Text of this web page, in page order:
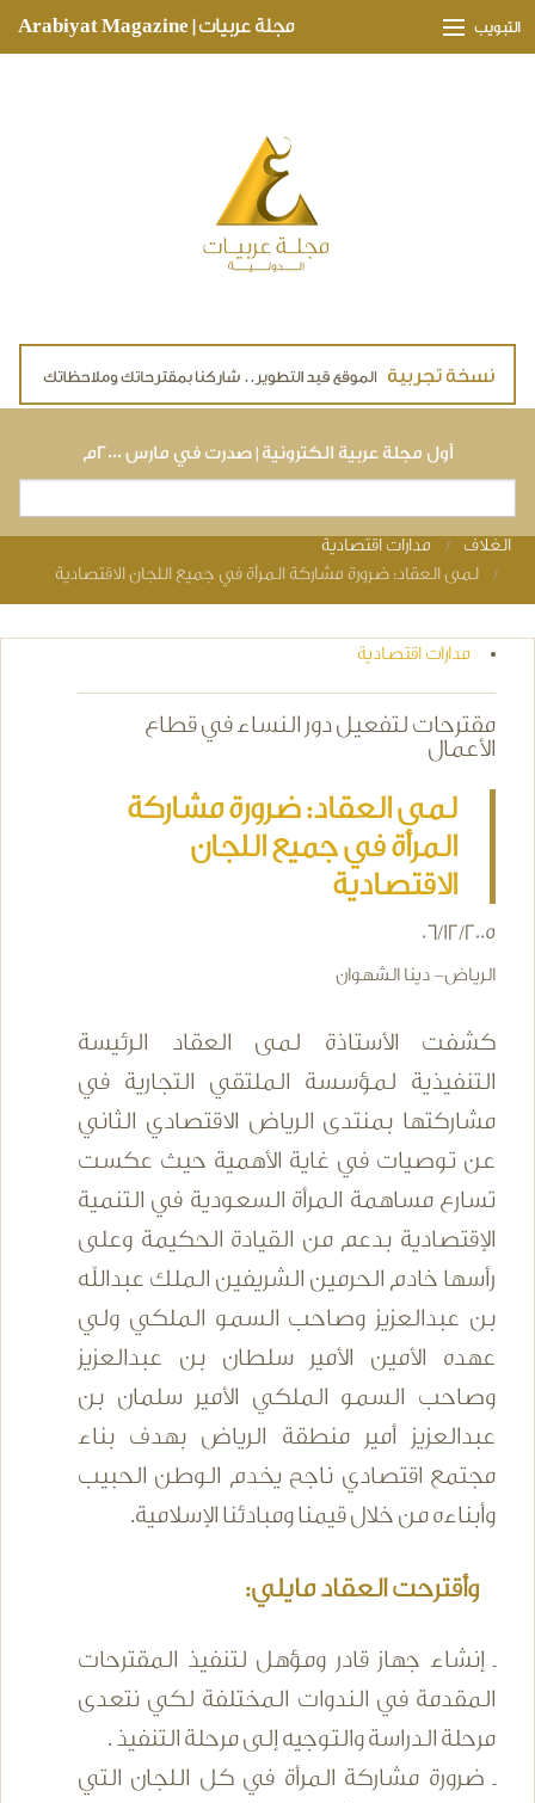
مجلة عربيات | Arabiyat Magazine التبويب
أول مجلة عربية الكترونية | صدرت في مارس ٢٠٠٠م
You are here
الغلاف
مدارات اقتصادية
لمى العقاد: ضرورة مشاركة المرأة في جميع اللجان الاقتصادية
مدارات اقتصادية
مقترحات لتفعيل دور النساء في قطاع
الأعمال
لمى العقاد: ضرورة مشاركة
المرأة في جميع اللجان
الاقتصادية
06/12/2005
الرياض- دينا الشهوان
كشفت الأستاذة لمى العقاد الرئيسة
التنفيذية لمؤسسة الملتقي التجارية في
مشاركتها بمنتدى الرياض الاقتصادي الثاني
عن توصيات في غاية الأهمية حيث عكست
تسارع مساهمة المرأة السعودية في التنمية
الإقتصادية بدعم من القيادة الحكيمة وعلى
رأسها خادم الحرمين الشريفين الملك عبدالله
بن عبدالعزيز وصاحب السمو الملكي ولي
عهده الأمين الأمير سلطان بن عبدالعزيز
وصاحب السمو الملكي الأمير سلمان بن
عبدالعزيز أمير منطقة الرياض بهدف بناء
مجتمع اقتصادي ناجح يخدم الوطن الحبيب
وأبناءه من خلال قيمنا ومبادئنا الإسلامية.
وأقترحت العقاد مايلي:
ـ إنشاء جهاز قادر ومؤهل لتنفيذ المقترحات
المقدمة في الندوات المختلفة لكي نتعدى
مرحلة الدراسة والتوجيه إلى مرحلة التنفيذ .
ـ ضرورة مشاركة المرأة في كل اللجان التي